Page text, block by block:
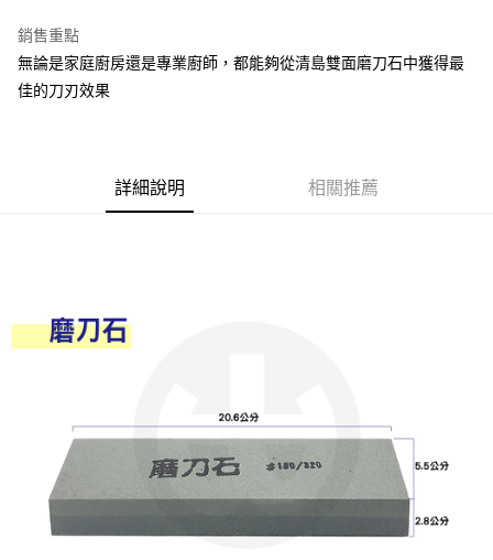
街口支付
悠遊付
【關於「AFTEE先享後付」】
【「AFTEE先享後付」結帳流程】
３．收到繳費通知簡訊後14天內，點擊此簡訊中的連結，可透過四大超商／
ATM／網路銀行／等多元方式進行付款，方視為交易完成。
※ 請注意：結帳手續完成當下不需立刻繳費，但若您需要取消訂單，請聯絡
購買商品的店家。未經商家同意取消之訂單仍視為有效，需透過AFTEE先享
後付繳納相關費用。
※ 交易是否成功請以「AFTEE先享後付 」之結帳頁面顯示為準，若有關於
是否繳費成功／繳費後需取消欲退款等相關疑問，請聯繫「AFTEE先享後付
每筆NT$60，滿NT$599(含以上)免運費
7-11取貨付款
每筆NT$60，滿NT$599(含以上)免運費
付款後7-11取貨
銷售重點
無論是家庭廚房還是專業廚師，都能夠從清島雙面磨刀石中獲得最
佳的刀刃效果
詳細說明 相關推薦